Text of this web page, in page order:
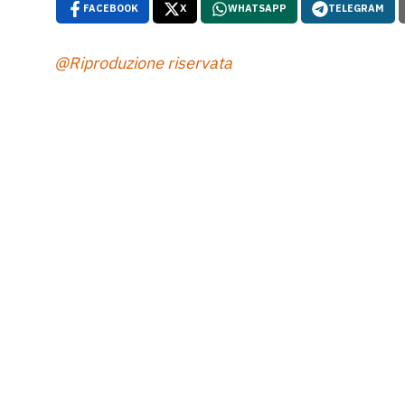
FACEBOOK X WHATSAPP TELEGRAM
@Riproduzione riservata